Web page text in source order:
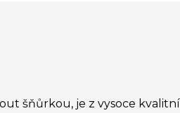
šňůrkou, je z vysoce kvalitní